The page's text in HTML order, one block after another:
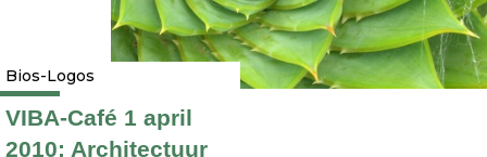
Bios-Logos
VIBA-Café 1 april
2010: Architectuur